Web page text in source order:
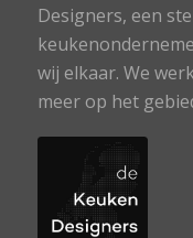
Designers, een
wij elkaar. We
meer op het